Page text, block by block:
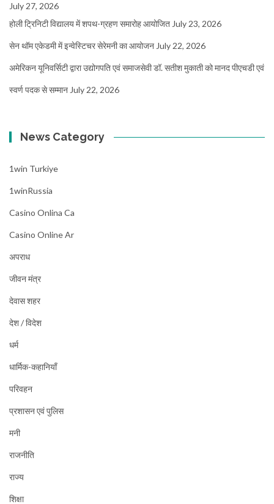
July 27, 2026
होली ट्रिनिटी विद्यालय में शपथ-ग्रहण समारोह आयोजित July 23, 2026
सेन थॉम एकेडमी में इन्वेस्टिचर सेरेमनी का आयोजन July 22, 2026
अमेरिकन यूनिवर्सिटी द्वारा उद्योगपति एवं समाजसेवी डॉ. सतीश मुकाती को मानद पीएचडी एवं
स्वर्ण पदक से सम्मान July 22, 2026
News Category
1win Turkiye
1winRussia
Casino Onlina Ca
Casino Online Ar
अपराध
जीवन मंत्र
देवास शहर
देश / विदेश
धर्म
धार्मिक-कहानियाँ
परिवहन
प्रशासन एवं पुलिस
मनी
राजनीति
राज्य
शिक्षा